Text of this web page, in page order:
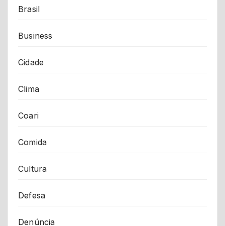
Brasil
Business
Cidade
Clima
Coari
Comida
Cultura
Defesa
Denúncia